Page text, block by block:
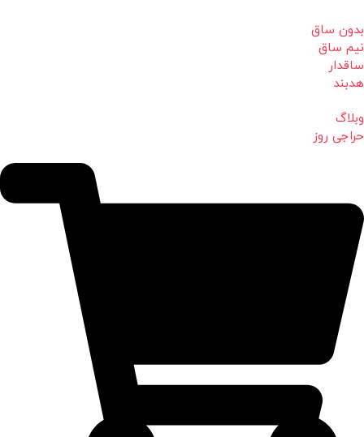
بدون ساق
نیم ساق
ساقدار
هدبند
وبلاگ
حراجی روز